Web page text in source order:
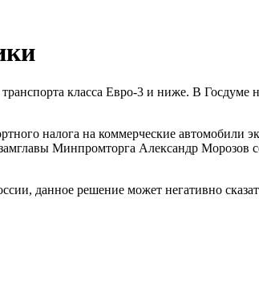
класса Евро-3 и ниже. В Госдуме
налога на коммерческие автомобили
Минпромторга Александр
данное решение может негативно